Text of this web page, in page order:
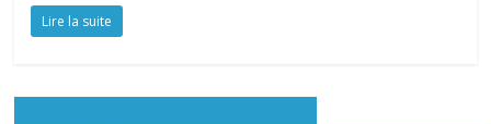
Lire la suite